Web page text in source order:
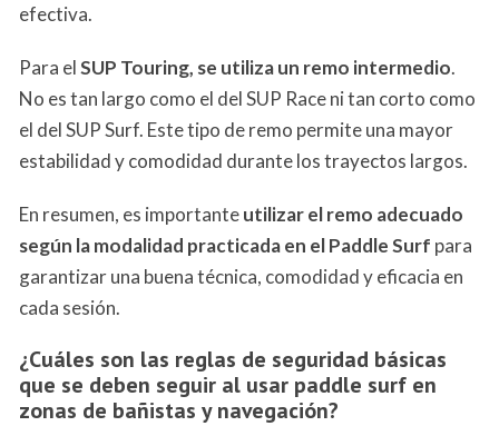
efectiva.
Para elSUP Touring, se utiliza un remo intermedio.
No es tan largo como el del SUP Race ni tan corto como
el del SUP Surf. Este tipo de remo permite una mayor
estabilidad y comodidad durante los trayectos largos.
En resumen, es importanteutilizar el remo adecuado
según la modalidad practicada en el Paddle Surf para
garantizar una buena técnica, comodidad y eficacia en
cada sesión.
¿Cuáles son las reglas de seguridad básicas
que se deben seguir al usar paddle surf en
zonas de bañistas y navegación?